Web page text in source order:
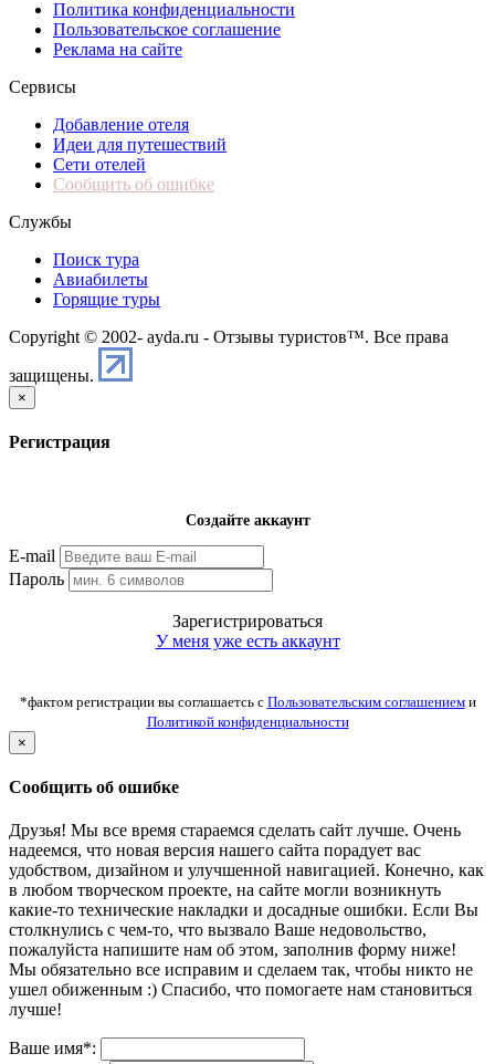
Политика конфиденциальности
Пользовательское соглашение
Реклама на сайте
Сервисы
Добавление отеля
Идеи для путешествий
Сети отелей
Сообщить об ошибке
Службы
Поиск тура
Авиабилеты
Горящие туры
Copyright © 2002- ayda.ru - Отзывы туристов™. Все права
защищены.
×
Регистрация
Создайте аккаунт
E-mail
Пароль
Зарегистрироваться
У меня уже есть аккаунт
*фактом регистрации вы соглашаетсь с Пользовательским соглашениеми
Политикой конфиденциальности
×
Сообщить об ошибке
Друзья! Мы все время стараемся сделать сайт лучше. Очень
надеемся, что новая версия нашего сайта порадует вас
удобством, дизайном и улучшенной навигацией. Конечно, как
в любом творческом проекте, на сайте могли возникнуть
какие-то технические накладки и досадные ошибки. Если Вы
столкнулись с чем-то, что вызвало Ваше недовольство,
пожалуйста напишите нам об этом, заполнив форму ниже!
Мы обязательно все исправим и сделаем так, чтобы никто не
ушел обиженным :) Спасибо, что помогаете нам становиться
лучше!
Ваше имя*: